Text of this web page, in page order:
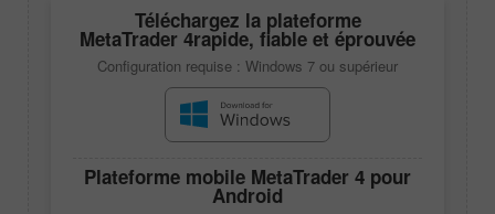
Téléchargez la plateforme
MetaTrader 4rapide, fiable et éprouvée
Configuration requise : Windows 7 ou supérieur
Plateforme mobile MetaTrader 4 pour
Android